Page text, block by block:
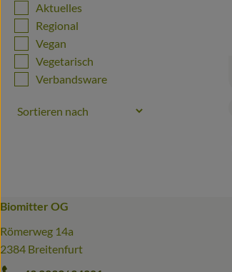
Aktuelles
Regional
Vegan
Vegetarisch
Verbandsware
Biomitter OG
Römerweg 14a
2384 Breitenfurt